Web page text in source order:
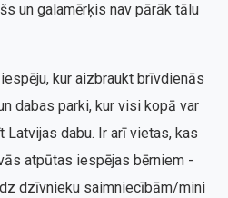
un galamērķis nav pārāk tālu
kur aizbraukt brīvdienās
dabas parki, kur visi kopā var
dabu. Ir arī vietas, kas
atpūtas iespējas bērniem -
dzīvnieku saimniecībām/mini